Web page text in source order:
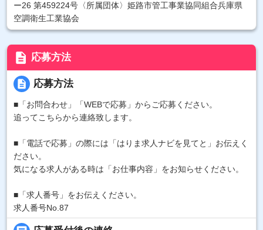
ー26 第459224号〈所属団体〉姫路市管工事業協同組合兵庫県
空調衛生工業協会
description 応募方法
description 応募方法
■「お問合わせ」「WEBで応募」からご応募ください。
追ってこちらから連絡致します。
■「電話で応募」の際には「はりま求人ナビを見てと」お伝えく
ださい。
気になる求人がある時は「お仕事内容」をお知らせください。
■「求人番号」をお伝えください。
求人番号No.87